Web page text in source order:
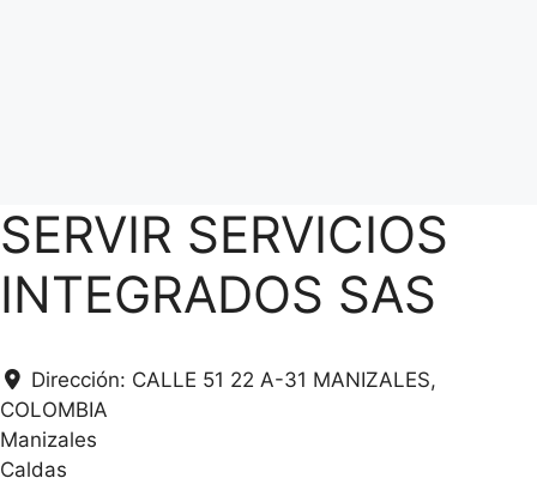
SERVIR SERVICIOS
INTEGRADOS SAS
Dirección: CALLE 51 22 A-31 MANIZALES,
COLOMBIA
Manizales
Caldas